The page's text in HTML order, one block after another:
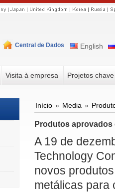
English
Central de Dados
Visita à empresa Projetos
Início » Media »
Produtos
A 19 de
Technology
novos
metálicas para